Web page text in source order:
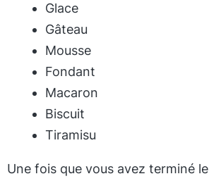
Glace
Gâteau
Mousse
Fondant
Macaron
Biscuit
Tiramisu
Une fois que vous avez terminé le